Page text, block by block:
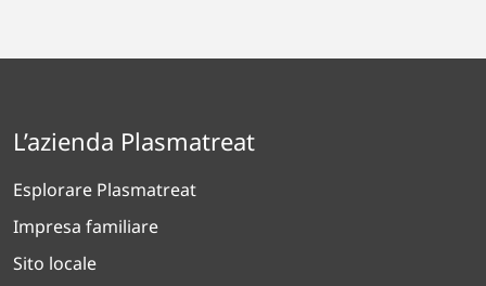
L’azienda Plasmatreat
Esplorare Plasmatreat
Impresa familiare
Sito locale